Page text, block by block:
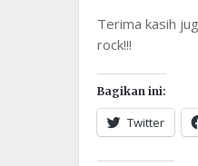
Terima kasih
rock!!!
Bagikan ini:
Twitter